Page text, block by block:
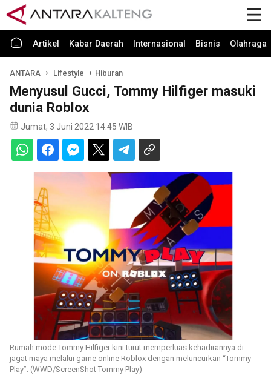
Artikel Kabar Daerah Internasional Bisnis Olahraga
ANTARA Lifestyle Hiburan
Menyusul Gucci, Tommy Hilfiger masuki
dunia Roblox
Jumat, 3 Juni 2022 14:45 WIB
Rumah mode Tommy Hilfiger kini turut memperluas kehadirannya di
jagat maya melalui game online Roblox dengan meluncurkan “Tommy
Play”. (WWD/ScreenShot Tommy Play)